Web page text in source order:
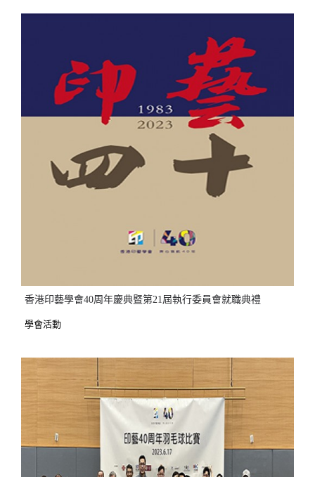
香港印藝學會40周年慶典暨第21屆執行委員會就職典禮
學會活動